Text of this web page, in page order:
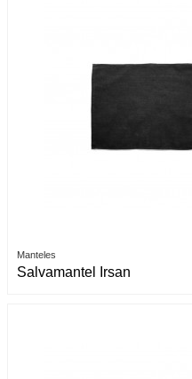
Manteles
Salvamantel Irsan